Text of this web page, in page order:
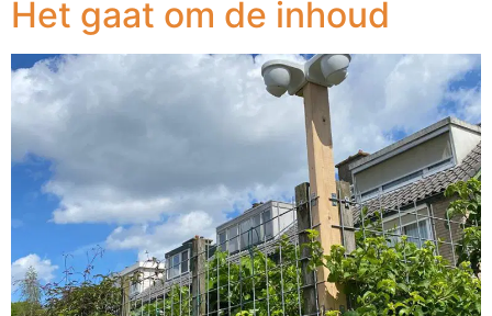
Het gaat om de inhoud